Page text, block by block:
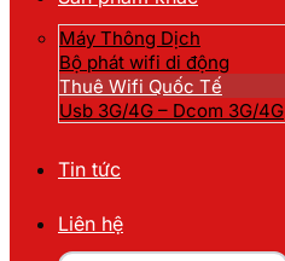
Máy Thông Dịch
Bộ phát wifi di động
Thuê Wifi Quốc Tế
Usb 3G/4G – Dcom 3G/4G
Tin tức
Liên hệ